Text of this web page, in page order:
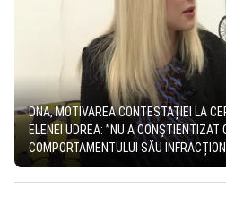
DNA, MOTIVAREA CONTESTAȚIEI LA
ELENEI UDREA: ”NU A CONȘTIENTIZAT
COMPORTAMENTULUI SĂU